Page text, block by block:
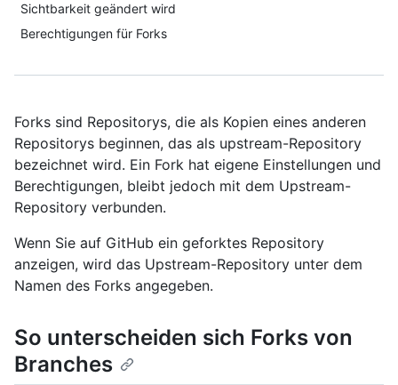
Sichtbarkeit geändert wird
Berechtigungen für Forks
Forks sind Repositorys, die als Kopien eines anderen
Repositorys beginnen, das als upstream-Repository
bezeichnet wird. Ein Fork hat eigene Einstellungen und
Berechtigungen, bleibt jedoch mit dem Upstream-
Repository verbunden.
Wenn Sie auf GitHub ein geforktes Repository
anzeigen, wird das Upstream-Repository unter dem
Namen des Forks angegeben.
So unterscheiden sich Forks von
Branches